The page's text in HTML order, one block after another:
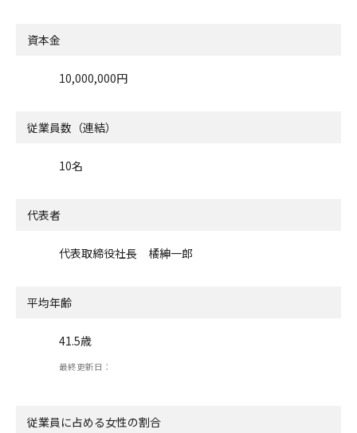
資本金
10,000,000円
従業員数（連結）
10名
代表者
代表取締役社長 橘紳一郎
平均年齢
41.5歳
最終更新日：
従業員に占める女性の割合